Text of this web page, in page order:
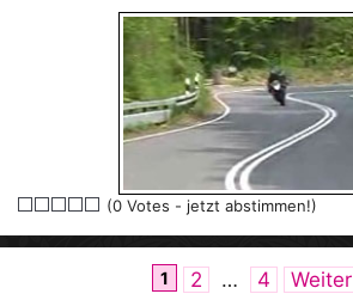
(0 Votes - jetzt abstimmen!)
Seite
1 Seite
2 … Seite
4 Weiter